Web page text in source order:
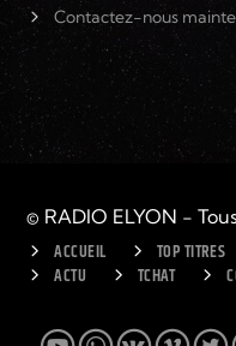
Contactez-nous
© RADIO ELYON -
ACCUEIL TOP TITRES
ACTU
TCHAT